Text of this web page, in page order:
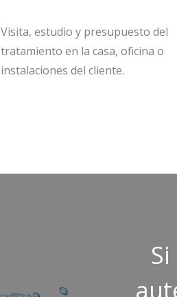
Visita, estudio y presupuesto del
tratamiento en la casa, oficina o
instalaciones del cliente.